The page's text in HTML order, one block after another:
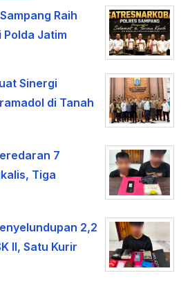
Raih
Jatim
Sinergi
di Tanah
7
Tiga
2,2
II, Satu Kurir